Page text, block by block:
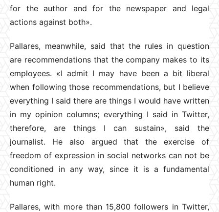
for the author and for the newspaper and legal
actions against both».
Pallares, meanwhile, said that the rules in question
are recommendations that the company makes to its
employees. «I admit I may have been a bit liberal
when following those recommendations, but I believe
everything I said there are things I would have written
in my opinion columns; everything I said in Twitter,
therefore, are things I can sustain», said the
journalist. He also argued that the exercise of
freedom of expression in social networks can not be
conditioned in any way, since it is a fundamental
human right.
Pallares, with more than 15,800 followers in Twitter,